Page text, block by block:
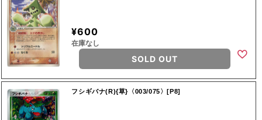
¥600
在庫なし
SOLD OUT
フシギバナ(R){草}〈003/075〉[P8]